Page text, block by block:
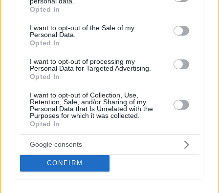
grant or deny consent to Google and its third-party tags to
use your data for below specified purposes in below Google
consent section.
Opted In
I want to opt-out of the Sale of my
Personal Data.
Opted In
I want to opt-out of processing my
Personal Data for Targeted Advertising.
Opted In
I want to opt-out of Collection, Use,
Retention, Sale, and/or Sharing of my
Personal Data that Is Unrelated with the
Purposes for which it was collected.
Opted In
Google consents
CONFIRM
Η Smart φοιτητική κατοικία στην καρδιά της Αθήνας
Επαγγελματική Εκπαίδευση & Εξειδίκευση: Το Mοντέλο που
σε Bάζει στην Aγορά Eργασίας
ΣΧΟΛΙΑ(1)
ΠΡΟΣΘΗΚΗ ΣΧΟΛΙΟΥ
και με το μπαρδον ΠΘ
15.06.2026, 14:19
Ο Κουλης ναυλωσε κρουαζιεροπλοια για την
καθημερινη και ασφαλη μεταφορα των